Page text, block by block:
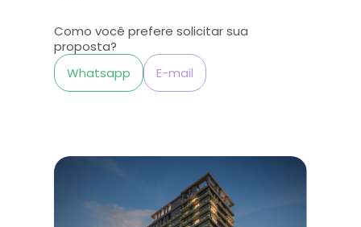
Como você prefere solicitar sua
proposta?
Whatsapp
E-mail